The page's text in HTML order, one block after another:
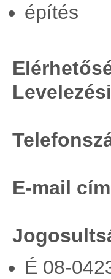
építés
E-mail
É 08-